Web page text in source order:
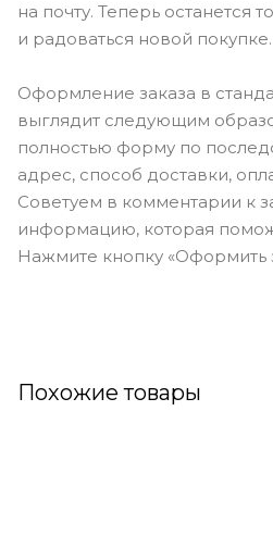
на почту. Теперь останется
и радоваться новой покупке.
Оформление заказа в
выглядит следующим
полностью форму по
адрес, способ доставки,
Советуем в комментарии к
информацию, которая
Нажмите кнопку «Оформить
Похожие товары